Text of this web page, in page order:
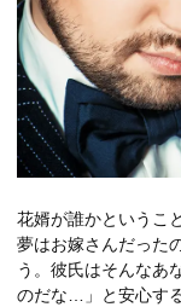
花婿が誰かというこ
夢はお嫁さんだった
う。彼氏はそんなあ
のだな…」と安心す